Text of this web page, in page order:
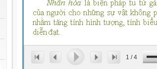
1 /4